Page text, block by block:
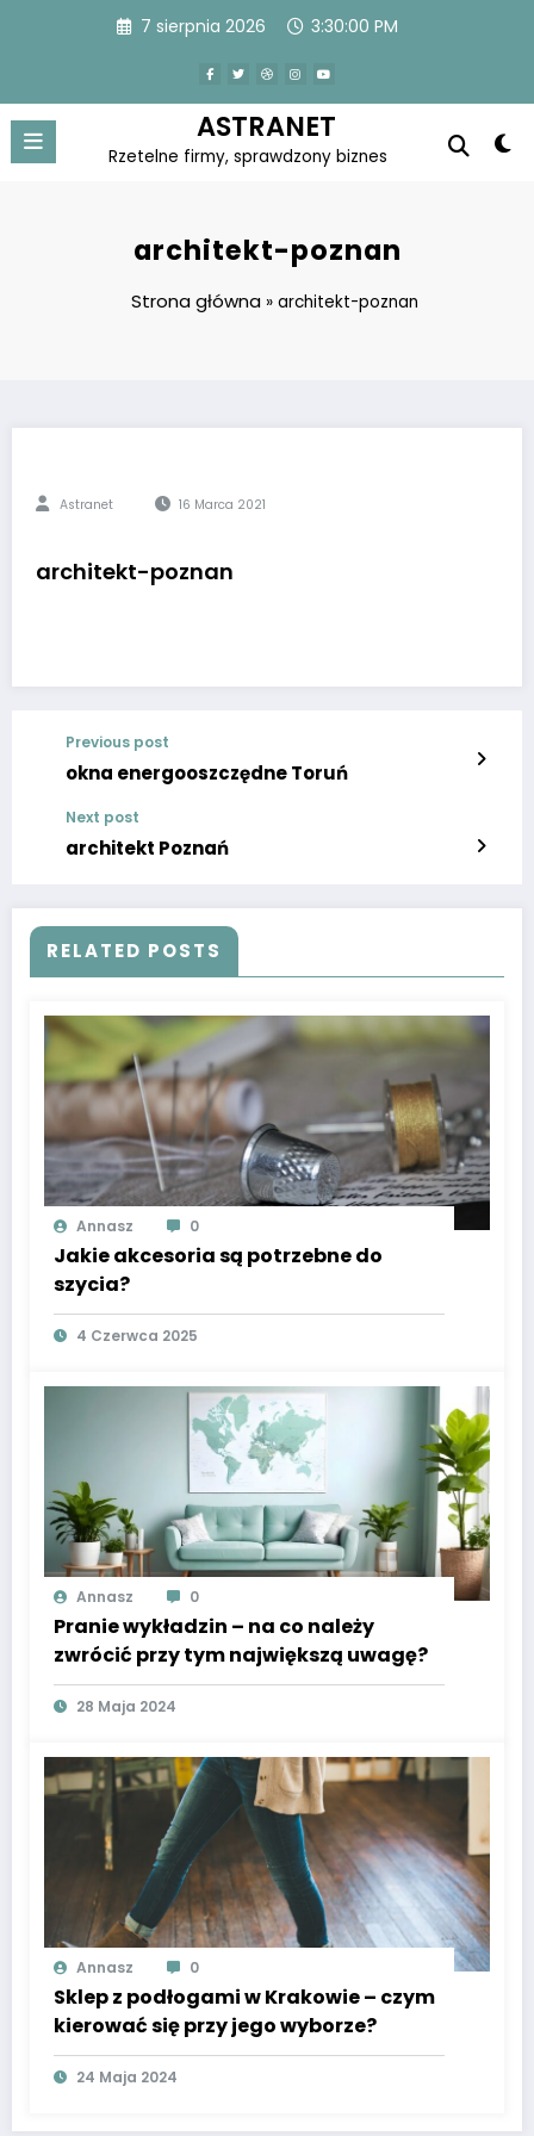
7 sierpnia 2026 3:30:00 PM
ASTRANET
Rzetelne firmy, sprawdzony biznes
architekt-poznan
Strona główna »architekt-poznan
Astranet 16 Marca 2021
architekt-poznan
Previous post
okna energooszczędne Toruń
Next post
architekt Poznań
RELATED POSTS
Annasz 0
Jakie akcesoria są potrzebne do
szycia?
4 Czerwca 2025
Annasz 0
Pranie wykładzin – na co należy
zwrócić przy tym największą uwagę?
28 Maja 2024
Annasz 0
Sklep z podłogami w Krakowie – czym
kierować się przy jego wyborze?
24 Maja 2024